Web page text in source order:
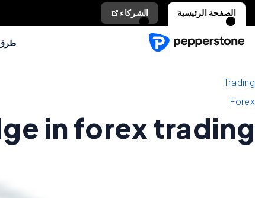
الصفحة الرئيسية الشركاء
طرق
Trading
Forex
in forex trading?